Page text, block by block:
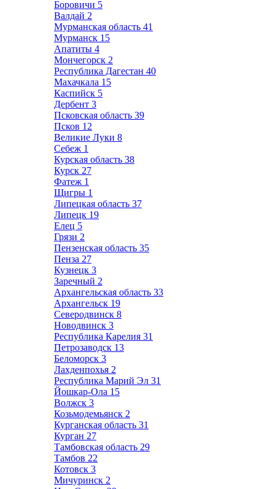
Боровичи 5
Валдай 2
Мурманская область 41
Мурманск 15
Апатиты 4
Мончегорск 2
Республика Дагестан 40
Махачкала 15
Каспийск 5
Дербент 3
Псковская область 39
Псков 12
Великие Луки 8
Себеж 1
Курская область 38
Курск 27
Фатеж 1
Щигры 1
Липецкая область 37
Липецк 19
Елец 5
Грязи 2
Пензенская область 35
Пенза 27
Кузнецк 3
Заречный 2
Архангельская область 33
Архангельск 19
Северодвинск 8
Новодвинск 3
Республика Карелия 31
Петрозаводск 13
Беломорск 3
Лахденпохья 2
Республика Марий Эл 31
Йошкар-Ола 15
Волжск 3
Козьмодемьянск 2
Курганская область 31
Курган 27
Тамбовская область 29
Тамбов 22
Котовск 3
Мичуринск 2